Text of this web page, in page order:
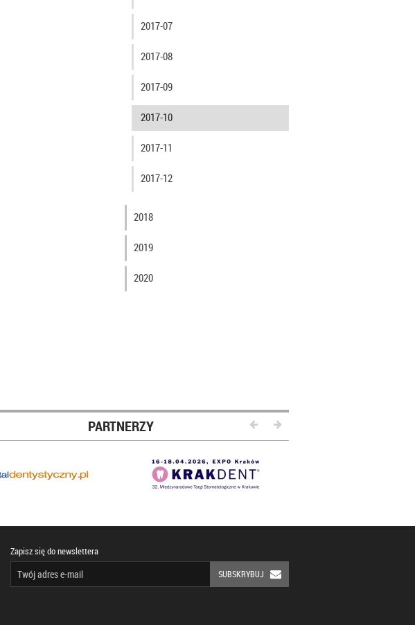
2017-07
2017-08
2017-09
2017-10
2017-11
2017-12
2018
2019
2020
PARTNERZY
Zapisz się do newslettera
SUBSKRYBUJ